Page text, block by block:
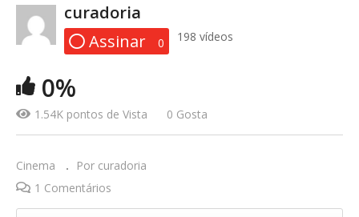
CINEMÃO
curadoria
Assinar
0 198 vídeos
0%
1.54K pontos de Vista 0 Gosta
Cinema
Por curadoria
1 Comentários